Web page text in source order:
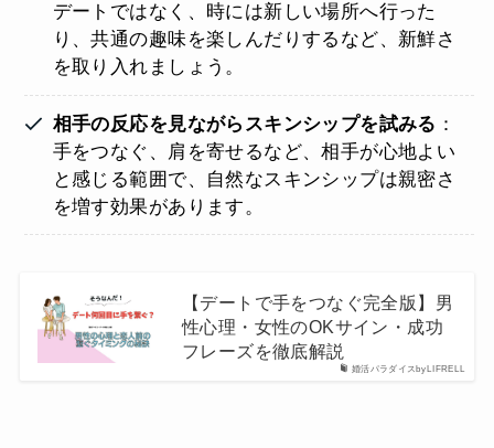
デートではなく、時には新しい場所へ行った
り、共通の趣味を楽しんだりするなど、新鮮さ
を取り入れましょう。
相手の反応を見ながらスキンシップを試みる ：
手をつなぐ、肩を寄せるなど、相手が心地よい
と感じる範囲で、自然なスキンシップは親密さ
を増す効果があります。
婚活パラダイスbyLIFRELL
【デートで手をつなぐ完全版】男
性心理・女性のOKサイン・成功
フレーズを徹底解説